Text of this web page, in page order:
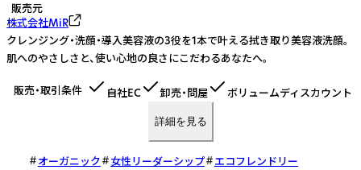
販売元
株式会社MiR
クレンジング・洗顔・導入美容液の3役を1本で叶える拭き取り美容液洗顔。
肌へのやさしさと、使い心地の良さにこだわるあなたへ。
販売・取引条件 自社EC 卸売・問屋 ボリュームディスカウント
詳細を見る
オーガニック 女性リーダーシップ
エコフレンドリー